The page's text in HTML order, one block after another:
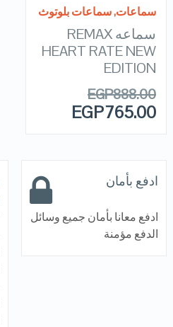
سماعات,سماعات بلوتوث
سماعه REMAX
HEART RATE NEW
EDITION
EGP888.00
EGP765.00
ادفع بأمان
ادفع معانا بأمان جميع وسائل
الدفع مؤمنة